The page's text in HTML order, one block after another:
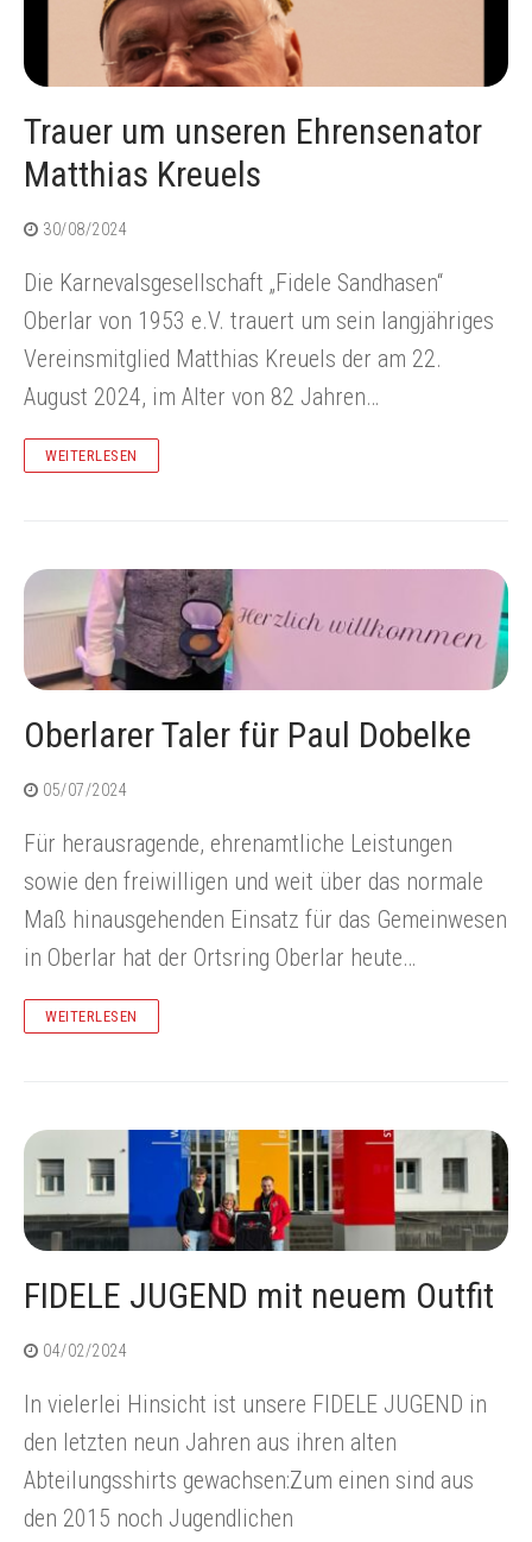
Trauer um unseren Ehrensenator
Matthias Kreuels
30/08/2024
Die Karnevalsgesellschaft „Fidele Sandhasen“
Oberlar von 1953 e.V. trauert um sein langjähriges
Vereinsmitglied Matthias Kreuels der am 22.
August 2024, im Alter von 82 Jahren…
WEITERLESEN
Oberlarer Taler für Paul Dobelke
05/07/2024
Für herausragende, ehrenamtliche Leistungen
sowie den freiwilligen und weit über das normale
Maß hinausgehenden Einsatz für das Gemeinwesen
in Oberlar hat der Ortsring Oberlar heute…
WEITERLESEN
FIDELE JUGEND mit neuem Outfit
04/02/2024
In vielerlei Hinsicht ist unsere FIDELE JUGEND in
den letzten neun Jahren aus ihren alten
Abteilungsshirts gewachsen:Zum einen sind aus
den 2015 noch Jugendlichen